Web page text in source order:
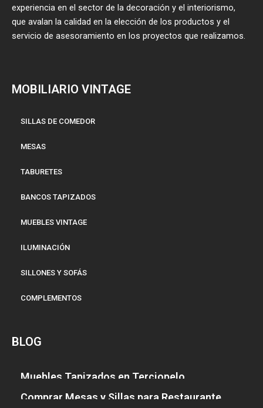
experiencia en el sector de la decoración y el interiorismo,
que avalan la calidad en la elección de los productos y el
servicio de asesoramiento en los proyectos que realizamos.
MOBILIARIO VINTAGE
SILLAS DE COMEDOR
MESAS
TABURETES
BANCOS TAPIZADOS
MUEBLES VINTAGE
ILUMINACIÓN
SILLONES Y SOFÁS
COMPLEMENTOS
BLOG
Muebles Tapizados en Terciopelo
Comprar Mesas y Sillas para Restaurante